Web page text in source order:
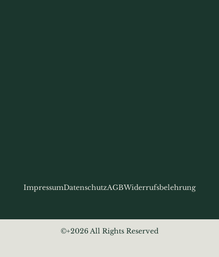
ImpressumDatenschutzAGBWiderrufsbelehrung
©+2026 All Rights Reserved